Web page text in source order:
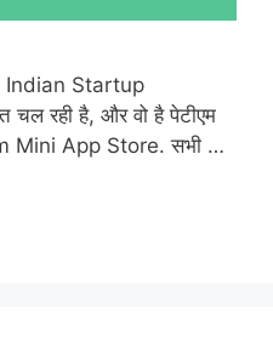
Indian Startup
चल रही है, और वो है पेटीएम
Mini App Store. सभी …